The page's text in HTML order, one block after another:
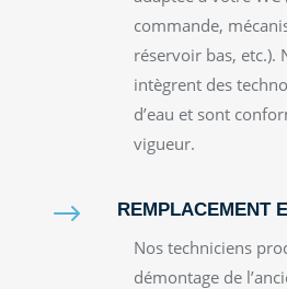
commande,
réservoir bas, etc.).
intègrent des
d’eau et sont
vigueur.
$ REMPLACEMENT
Nos techniciens
démontage de